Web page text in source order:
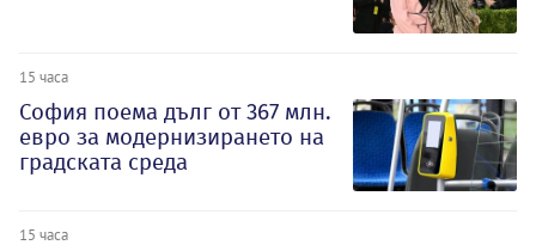
15 часа
София поема дълг от 367 млн.
евро за модернизирането на
градската среда
15 часа